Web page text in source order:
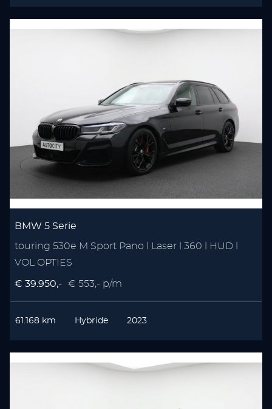
BMW 5 Serie
touring 530e M Sport Pano l Laser l 360 l HUD l
VOL OPTIES
€ 39.950,- € 553,- p/m
61.168 km Hybride 2023